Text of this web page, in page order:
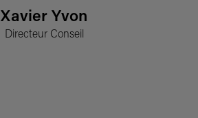
Xavier Yvon
Directeur Conseil